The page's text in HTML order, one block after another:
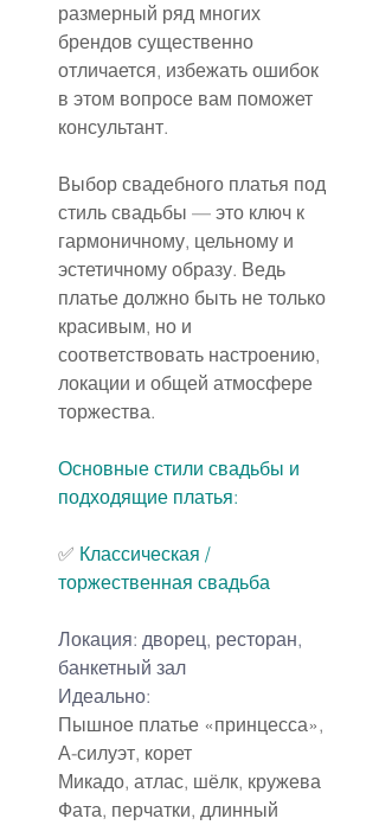
размерный ряд многих
брендов существенно
отличается, избежать ошибок
в этом вопросе вам поможет
консультант.
Выбор свадебного платья под
стиль свадьбы — это ключ к
гармоничному, цельному и
эстетичному образу. Ведь
платье должно быть не только
красивым, но и
соответствовать настроению,
локации и общей атмосфере
торжества.
Основные стили свадьбы и
подходящие платья:
✅ Классическая /
торжественная свадьба
Локация: дворец, ресторан,
банкетный зал
Идеально:
Пышное платье «принцесса»,
А-силуэт, корет
Микадо, атлас, шёлк, кружева
Фата, перчатки, длинный